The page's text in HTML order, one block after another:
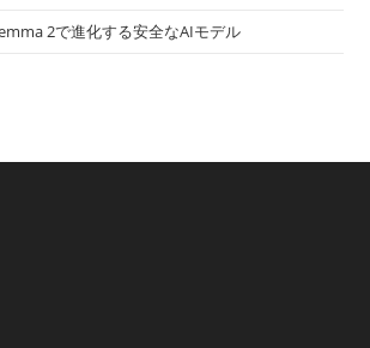
2で進化する安全なAIモデル